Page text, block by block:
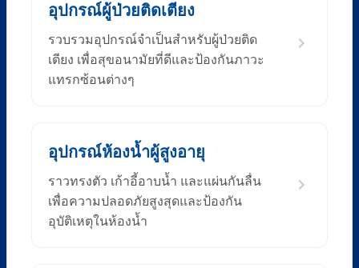
อุปกรณ์ผู้ป่วยติดเตียง
รวบรวมอุปกรณ์จำเป็นสำหรับผู้ป่วยติด
เตียง เพื่อสุขอนามัยที่ดีและป้องกันภาวะ
แทรกซ้อนต่างๆ
อุปกรณ์ห้องน้ำผู้สูงอายุ
ราวทรงตัว เก้าอี้อาบน้ำ และแผ่นกันลื่น
เพื่อความปลอดภัยสูงสุดและป้องกัน
อุบัติเหตุในห้องน้ำ